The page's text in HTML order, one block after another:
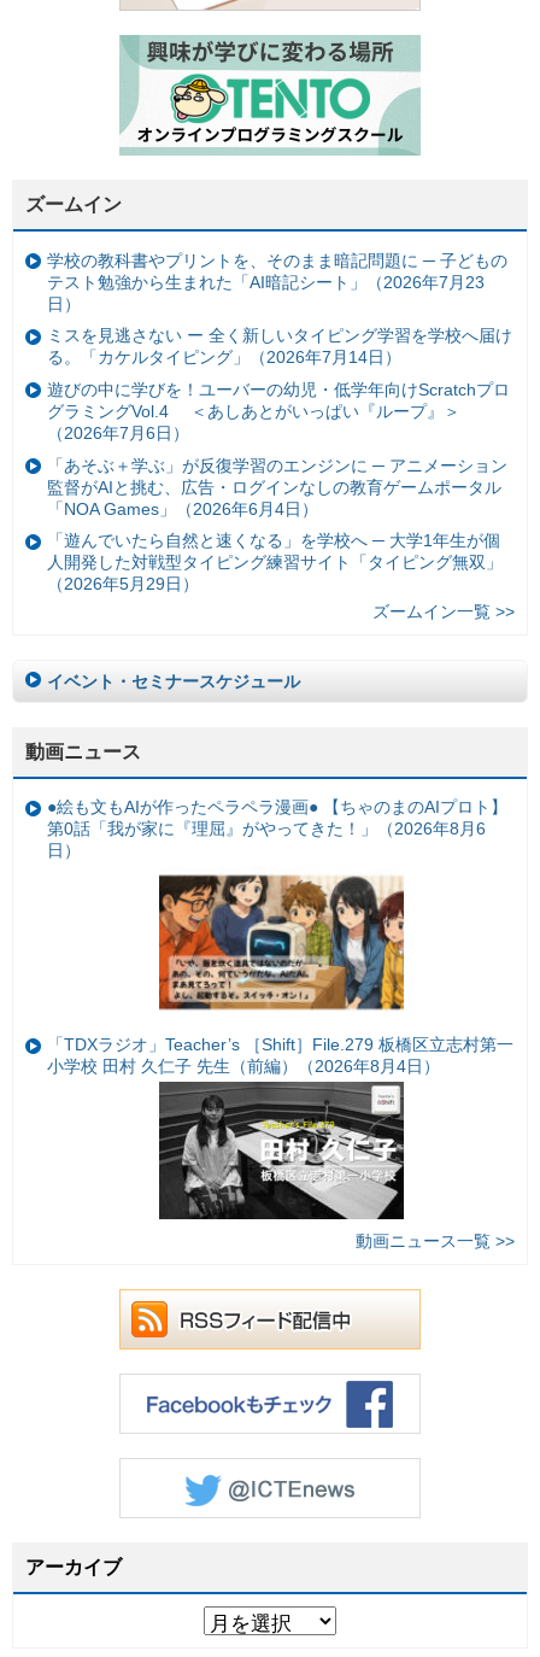
ズームイン
学校の教科書やプリントを、そのまま暗記問題に ─ 子どもの
テスト勉強から生まれた「AI暗記シート」（2026年7月23
日）
ミスを見逃さない ー 全く新しいタイピング学習を学校へ届け
る。「カケルタイピング」（2026年7月14日）
遊びの中に学びを！ユーバーの幼児・低学年向けScratchプロ
グラミングVol.4 ＜あしあとがいっぱい『ループ』＞
（2026年7月6日）
「あそぶ＋学ぶ」が反復学習のエンジンに ─ アニメーション
監督がAIと挑む、広告・ログインなしの教育ゲームポータル
「NOA Games」（2026年6月4日）
「遊んでいたら自然と速くなる」を学校へ ─ 大学1年生が個
人開発した対戦型タイピング練習サイト「タイピング無双」
（2026年5月29日）
ズームイン一覧 >>
イベント・セミナースケジュール
動画ニュース
●絵も文もAIが作ったペラペラ漫画● 【ちゃのまのAIプロト】
第0話「我が家に『理屈』がやってきた！」（2026年8月6
日）
「TDXラジオ」Teacher’s ［Shift］File.279 板橋区立志村第一
小学校 田村 久仁子 先生（前編）（2026年8月4日）
動画ニュース一覧 >>
アーカイブ